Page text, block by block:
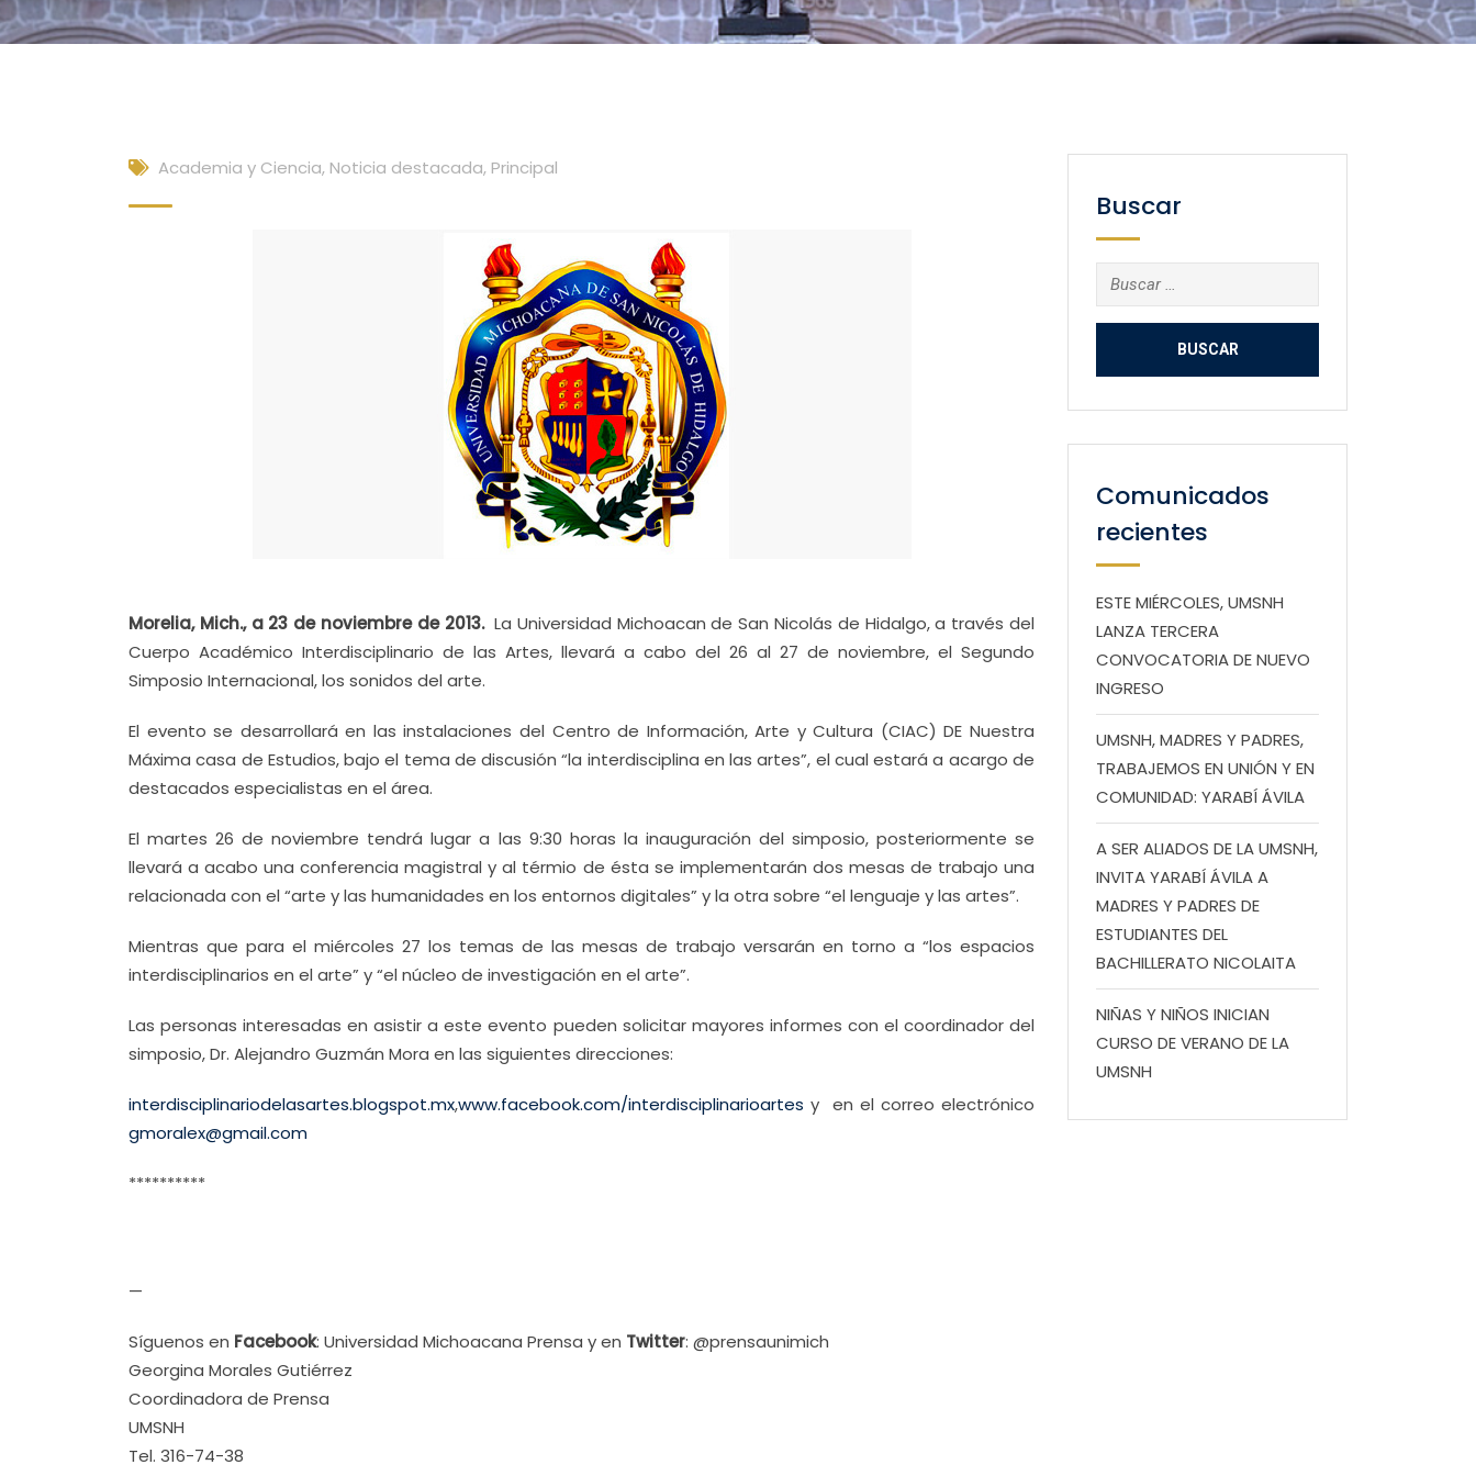
Academia y Ciencia, Noticia destacada, Principal
Morelia, Mich., a 23 de noviembre de 2013. La Universidad Michoacan de San Nicolás de Hidalgo, a través del
Cuerpo Académico Interdisciplinario de las Artes, llevará a cabo del 26 al 27 de noviembre, el Segundo
Simposio Internacional, los sonidos del arte.
El evento se desarrollará en las instalaciones del Centro de Información, Arte y Cultura (CIAC) DE Nuestra
Máxima casa de Estudios, bajo el tema de discusión “la interdisciplina en las artes”, el cual estará a acargo de
destacados especialistas en el área.
El martes 26 de noviembre tendrá lugar a las 9:30 horas la inauguración del simposio, posteriormente se
llevará a acabo una conferencia magistral y al térmio de ésta se implementarán dos mesas de trabajo una
relacionada con el “arte y las humanidades en los entornos digitales” y la otra sobre “el lenguaje y las artes”.
Mientras que para el miércoles 27 los temas de las mesas de trabajo versarán en torno a “los espacios
interdisciplinarios en el arte” y “el núcleo de investigación en el arte”.
Las personas interesadas en asistir a este evento pueden solicitar mayores informes con el coordinador del
simposio, Dr. Alejandro Guzmán Mora en las siguientes direcciones:
interdisciplinariodelasartes.blogspot.mx,www.facebook.com/interdisciplinarioartes y en el correo electrónico
gmoralex@gmail.com
**********
—
Síguenos en Facebook: Universidad Michoacana Prensa y en Twitter: @prensaunimich
Georgina Morales Gutiérrez
Coordinadora de Prensa
UMSNH
Tel. 316-74-38
Buscar
Buscar:
Comunicados
recientes
ESTE MIÉRCOLES, UMSNH
LANZA TERCERA
CONVOCATORIA DE NUEVO
INGRESO
UMSNH, MADRES Y PADRES,
TRABAJEMOS EN UNIÓN Y EN
COMUNIDAD: YARABÍ ÁVILA
A SER ALIADOS DE LA UMSNH,
INVITA YARABÍ ÁVILA A
MADRES Y PADRES DE
ESTUDIANTES DEL
BACHILLERATO NICOLAITA
NIÑAS Y NIÑOS INICIAN
CURSO DE VERANO DE LA
UMSNH